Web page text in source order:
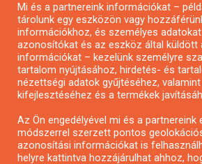
Pályázatírás civil szervezeteknek
Pályázatírás önkormányzatoknak
Pályázatfigyelés
Specifikus pályázatfigyelés vagy
Pályázatok magánszemélyeknek
Mi és a partnereink információkat –
tárolunk egy eszközön vagy
információkhoz, és személyes adatokat
azonosítókat és az eszköz által küldött
információkat – kezelünk személyre
tartalom nyújtásához, hirdetés- és
nézettségi adatok gyűjtéséhez,
kifejlesztéséhez és a termékek
Az Ön engedélyével mi és a
módszerrel szerzett pontos
azonosítási információkat is
helyre kattintva hozzájárulhat ahhoz,